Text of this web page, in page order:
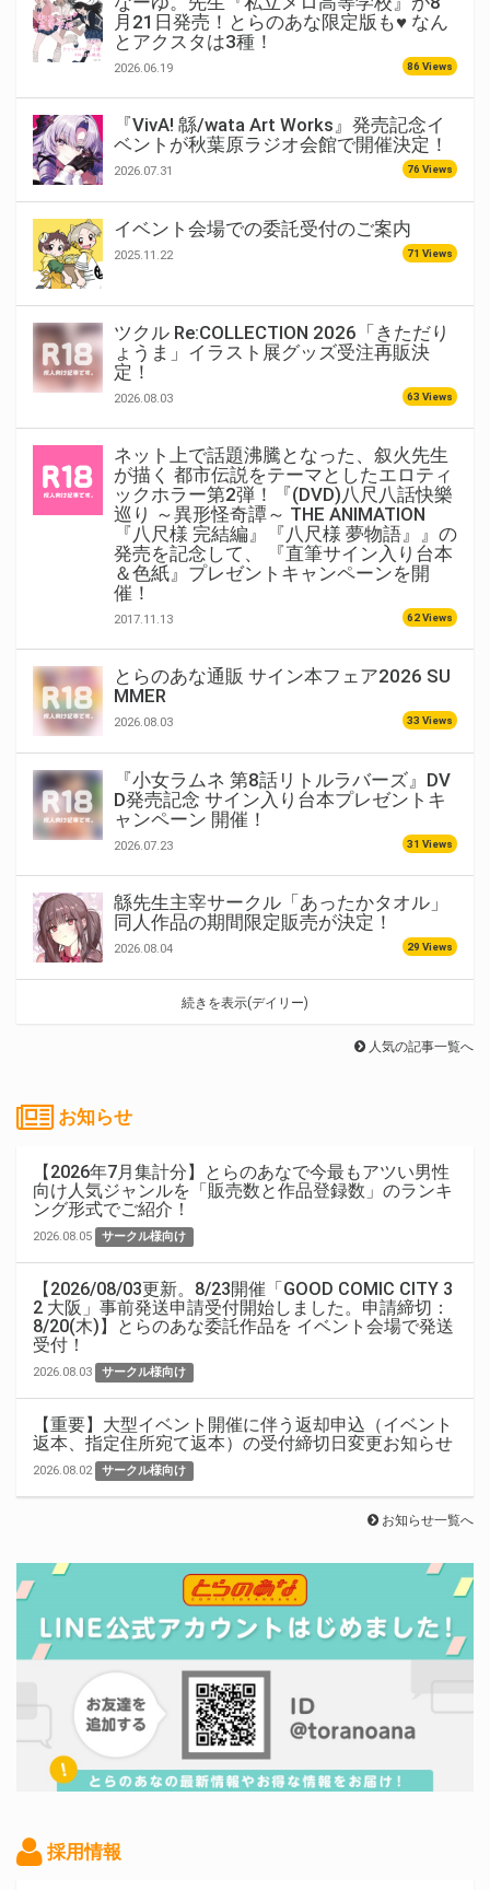
月21日発売！とらのあな限定版も♥ なん
とアクスタは3種！
2026.06.19 86 Views
『VivA! 緜/wata Art Works』発売記念イ
ベントが秋葉原ラジオ会館で開催決定！
2026.07.31 76 Views
イベント会場での委託受付のご案内
2025.11.22 71 Views
ツクル Re:COLLECTION 2026「きただり
ょうま」イラスト展グッズ受注再販決
定！
2026.08.03 63 Views
ネット上で話題沸騰となった、叙火先生
が描く 都市伝説をテーマとしたエロティ
ックホラー第2弾！『(DVD)八尺八話快樂
巡り ～異形怪奇譚～ THE ANIMATION
『八尺様 完結編』『八尺様 夢物語』』の
発売を記念して、 『直筆サイン入り台本
＆色紙』プレゼントキャンペーンを開
催！
2017.11.13 62 Views
とらのあな通販 サイン本フェア2026 SU
MMER
2026.08.03 33 Views
『小女ラムネ 第8話リトルラバーズ』DV
D発売記念 サイン入り台本プレゼントキ
ャンペーン 開催！
2026.07.23 31 Views
緜先生主宰サークル「あったかタオル」
同人作品の期間限定販売が決定！
2026.08.04 29 Views
続きを表示(デイリー)
人気の記事一覧へ
お知らせ
【2026年7月集計分】とらのあなで今最もアツい男性
向け人気ジャンルを「販売数と作品登録数」のランキ
ング形式でご紹介！
2026.08.05 サークル様向け
【2026/08/03更新。8/23開催「GOOD COMIC CITY 3
2 大阪」事前発送申請受付開始しました。申請締切：
8/20(木)】とらのあな委託作品を イベント会場で発送
受付！
2026.08.03 サークル様向け
【重要】大型イベント開催に伴う返却申込（イベント
返本、指定住所宛て返本）の受付締切日変更お知らせ
2026.08.02 サークル様向け
お知らせ一覧へ
採用情報